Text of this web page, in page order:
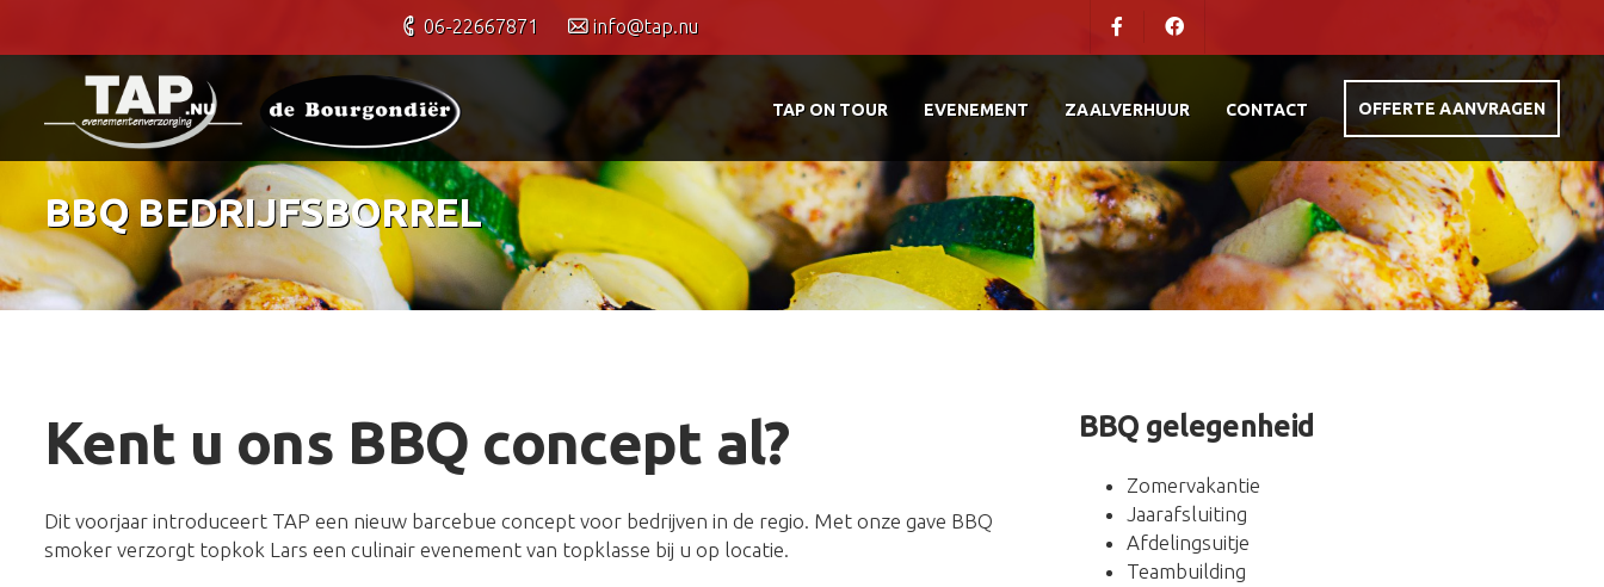
06-22667871 info@tap.nu
TAP ON TOUR EVENEMENT ZAALVERHUUR CONTACT OFFERTE AANVRAGEN
BBQ BEDRIJFSBORREL
Kent u ons BBQ concept al?
Dit voorjaar introduceert TAP een nieuw barcebue concept voor bedrijven in de regio. Met onze gave BBQ
smoker verzorgt topkok Lars een culinair evenement van topklasse bij u op locatie.
BBQ gelegenheid
Zomervakantie
Jaarafsluiting
Afdelingsuitje
Teambuilding